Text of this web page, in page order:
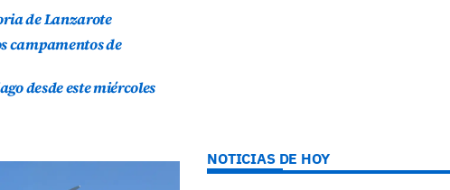
de Lanzarote
campamentos de
desde este miércoles
NOTICIAS DE HOY